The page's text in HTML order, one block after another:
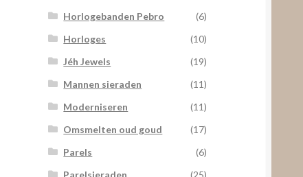
Horlogebanden Pebro
(6)
Horloges
(10)
Jéh Jewels
(19)
Mannen sieraden
(11)
Moderniseren
(11)
Omsmelten oud goud
(17)
Parels
(6)
Parelsieraden
(25)